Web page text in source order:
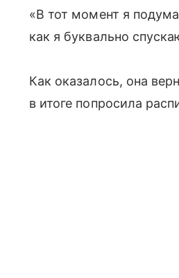
«В тот момент я
как я буквально
Как оказалось, она
в итоге попросила